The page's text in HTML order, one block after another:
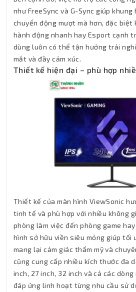
như FreeSync và G-Sync giúp khung
chuyển động mượt mà hơn, đặc biệt
hành động nhanh hay Esport cạnh
dùng luôn có thể tận hưởng trải
mắt và đầy cảm xúc.
Thiết kế hiện đại – phù hợp
Thiết kế của màn hình ViewSonic
tinh tế và phù hợp với nhiều không
phòng làm việc đến phòng game
hình sở hữu viền siêu mỏng giúp tối
mang lại cảm giác thẩm mỹ và
cũng cung cấp nhiều kích thước đa
inch, 27 inch, 32 inch và cả các
đáp ứng linh hoạt từng nhu cầu sử